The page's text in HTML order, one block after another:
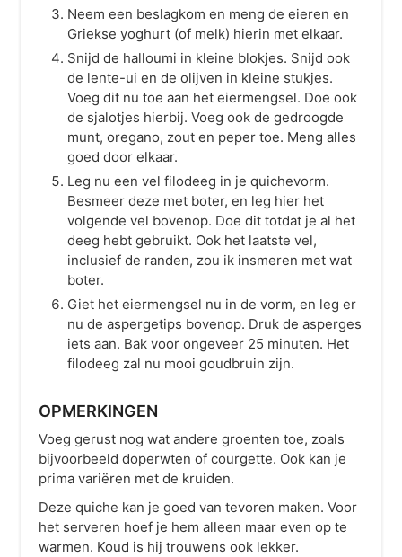
Neem een beslagkom en meng de eieren en
Griekse yoghurt (of melk) hierin met elkaar.
Snijd de halloumi in kleine blokjes. Snijd ook
de lente-ui en de olijven in kleine stukjes.
Voeg dit nu toe aan het eiermengsel. Doe ook
de sjalotjes hierbij. Voeg ook de gedroogde
munt, oregano, zout en peper toe. Meng alles
goed door elkaar.
Leg nu een vel filodeeg in je quichevorm.
Besmeer deze met boter, en leg hier het
volgende vel bovenop. Doe dit totdat je al het
deeg hebt gebruikt. Ook het laatste vel,
inclusief de randen, zou ik insmeren met wat
boter.
Giet het eiermengsel nu in de vorm, en leg er
nu de aspergetips bovenop. Druk de asperges
iets aan. Bak voor ongeveer 25 minuten. Het
filodeeg zal nu mooi goudbruin zijn.
OPMERKINGEN
Voeg gerust nog wat andere groenten toe, zoals
bijvoorbeeld doperwten of courgette. Ook kan je
prima variëren met de kruiden.
Deze quiche kan je goed van tevoren maken. Voor
het serveren hoef je hem alleen maar even op te
warmen. Koud is hij trouwens ook lekker.